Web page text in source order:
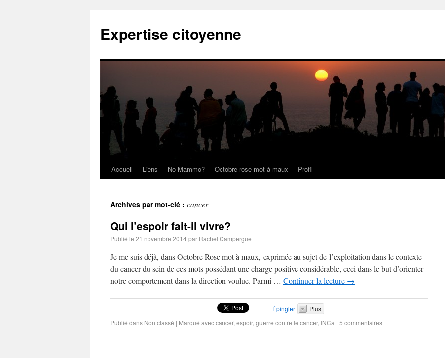
Expertise citoyenne
Accueil Liens No Mammo? Octobre rose mot à maux Profil
Archives par mot-clé : cancer
Qui l’espoir fait-il vivre?
Publié le 21 novembre 2014par Rachel Campergue
Je me suis déjà, dans Octobre Rose mot à maux, exprimée au sujet de l’exploitation dans le contexte
du cancer du sein de ces mots possédant une charge positive considérable, ceci dans le but d’orienter
notre comportement dans la direction voulue. Parmi … Continuer la lecture →
Épingler
Plus
Publié dans Non classé | Marqué aveccancer, espoir, guerre contre le cancer, INCa | 5 commentaires